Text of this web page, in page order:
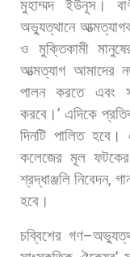
মুহাম্মদ ইউনূস।
অভ্যুত্থানে
ও
মুক্তিকামী
আত্মত্যাগ আমাদের
পালন
করতে এবং
করবে।’এদিকে
দিনটি পালিত হবে।
কলেজের মূল ফটকের
শ্রদ্ধাঞ্জলি নিবেদন,
হবে।
চব্বিশের গণ–